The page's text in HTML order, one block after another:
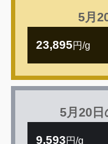
5月
23,895円/g
5月20日
9,593円/g